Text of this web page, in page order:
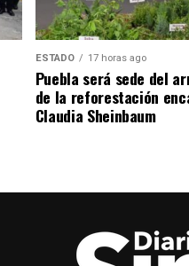
ESTADO 17 horas ago
Puebla será sede del
de la reforestación
Claudia Sheinbaum